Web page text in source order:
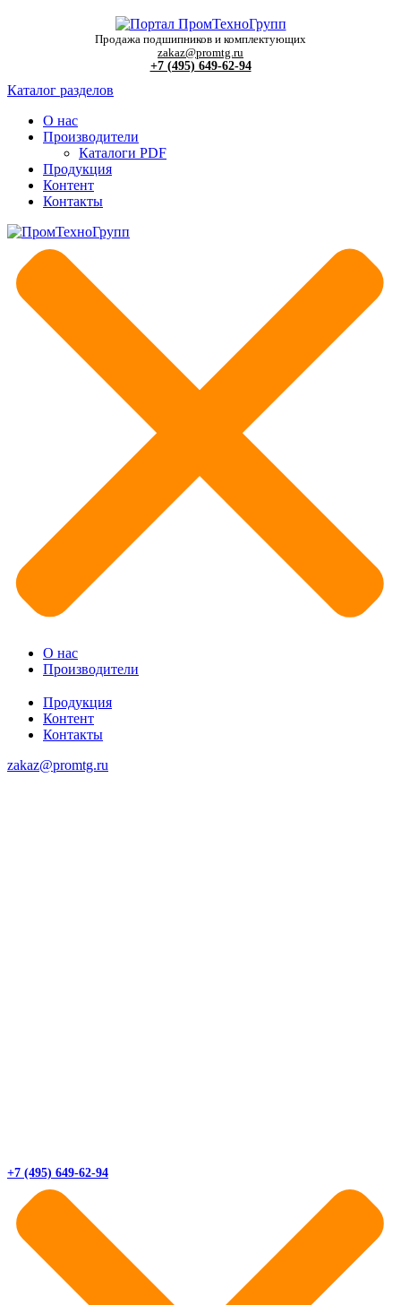
Продажа подшипников и комплектующих
zakaz@promtg.ru
+7 (495) 649-62-94
Каталог разделов
О нас
Производители
Каталоги PDF
Продукция
Контент
Контакты
О нас
Производители
Продукция
Контент
Контакты
zakaz@promtg.ru
+7 (495) 649-62-94